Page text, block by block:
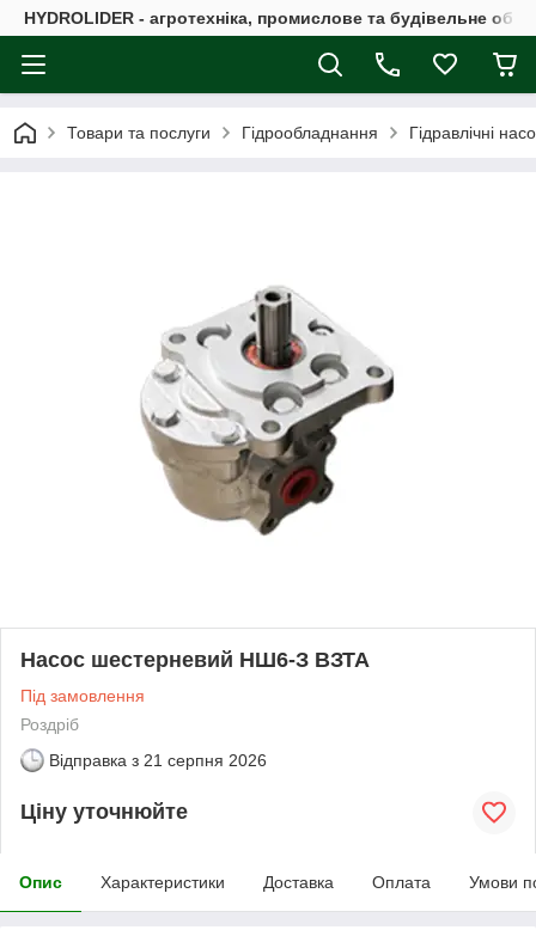
HYDROLIDER - агротехніка, промислове та будівельне
Товари та послуги Гідрообладнання Гідравлічні
Насос шестерневий НШ6-З ВЗТА
Під замовлення
Роздріб
Відправка з 21 серпня 2026
Ціну уточнюйте
Опис Характеристики Доставка Оплата Умови